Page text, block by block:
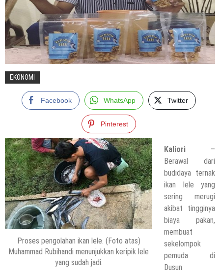
EKONOMI
Facebook WhatsApp Twitter
Pinterest
Proses pengolahan ikan lele. (Foto atas)
Muhammad Rubihandi menunjukkan keripik lele
yang sudah jadi.
Kaliori –
Berawal dari
budidaya ternak
ikan lele yang
sering merugi
akibat tingginya
biaya pakan,
membuat
sekelompok
pemuda di
Dusun